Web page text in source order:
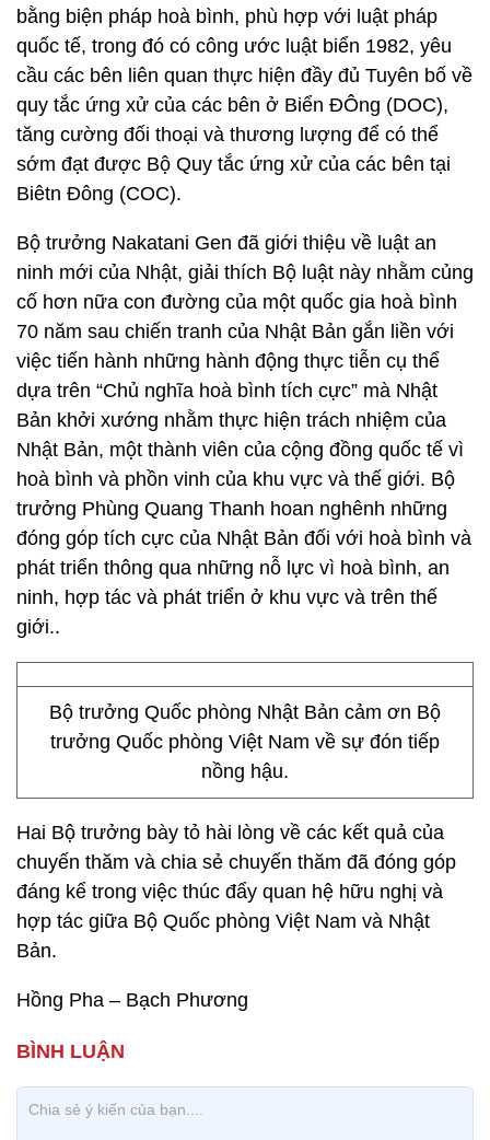
bằng biện pháp hoà bình, phù hợp với luật pháp
quốc tế, trong đó có công ước luật biển 1982, yêu
cầu các bên liên quan thực hiện đầy đủ Tuyên bố về
quy tắc ứng xử của các bên ở Biển ĐÔng (DOC),
tăng cường đối thoại và thương lượng để có thể
sớm đạt được Bộ Quy tắc ứng xử của các bên tại
Biêtn Đông (COC).
Bộ trưởng Nakatani Gen đã giới thiệu về luật an
ninh mới của Nhật, giải thích Bộ luật này nhằm củng
cố hơn nữa con đường của một quốc gia hoà bình
70 năm sau chiến tranh của Nhật Bản gắn liền với
việc tiến hành những hành động thực tiễn cụ thể
dựa trên “Chủ nghĩa hoà bình tích cực” mà Nhật
Bản khởi xướng nhằm thực hiện trách nhiệm của
Nhật Bản, một thành viên của cộng đồng quốc tế vì
hoà bình và phồn vinh của khu vực và thế giới. Bộ
trưởng Phùng Quang Thanh hoan nghênh những
đóng góp tích cực của Nhật Bản đối với hoà bình và
phát triển thông qua những nỗ lực vì hoà bình, an
ninh, hợp tác và phát triển ở khu vực và trên thế
giới..
Bộ trưởng Quốc phòng Nhật Bản cảm ơn Bộ
trưởng Quốc phòng Việt Nam về sự đón tiếp
nồng hậu.
Hai Bộ trưởng bày tỏ hài lòng về các kết quả của
chuyến thăm và chia sẻ chuyến thăm đã đóng góp
đáng kể trong việc thúc đẩy quan hệ hữu nghị và
hợp tác giữa Bộ Quốc phòng Việt Nam và Nhật
Bản.
Hồng Pha – Bạch Phương